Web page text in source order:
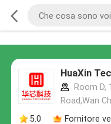
HuaXin
Room D,
Road,Wan
5.0
Fornitore